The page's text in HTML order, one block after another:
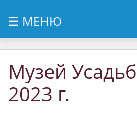
☰ МЕНЮ
Музей
2023 г.